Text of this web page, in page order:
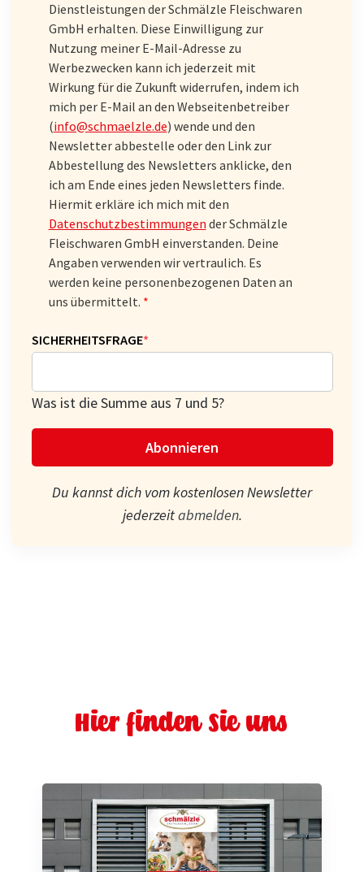
Dienstleistungen der Schmälzle Fleischwaren
GmbH erhalten. Diese Einwilligung zur
Nutzung meiner E-Mail-Adresse zu
Werbezwecken kann ich jederzeit mit
Wirkung für die Zukunft widerrufen, indem ich
mich per E-Mail an den Webseitenbetreiber
(info@schmaelzle.de) wende und den
Newsletter abbestelle oder den Link zur
Abbestellung des Newsletters anklicke, den
ich am Ende eines jeden Newsletters finde.
Hiermit erkläre ich mich mit den
Datenschutzbestimmungen der Schmälzle
Fleischwaren GmbH einverstanden. Deine
Angaben verwenden wir vertraulich. Es
werden keine personenbezogenen Daten an
uns übermittelt.
PFLICHTFELD
SICHERHEITSFRAGE*
Was ist die Summe aus 7 und 5?
Abonnieren
Du kannst dich vom kostenlosen Newsletter
jederzeitabmelden.
Hier finden Sie uns